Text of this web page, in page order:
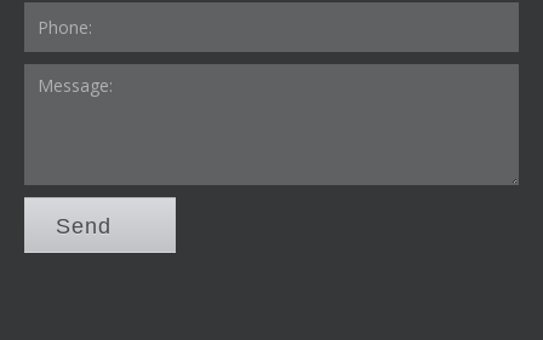
Send